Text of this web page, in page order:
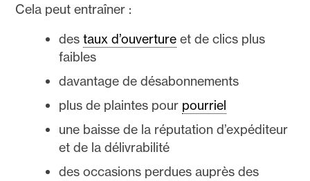
Cela peut entraîner :
des taux d’ouvertureet de clics plus
faibles
davantage de désabonnements
plus de plaintes pour pourriel
une baisse de la réputation d’expéditeur
et de la délivrabilité
des occasions perdues auprès des